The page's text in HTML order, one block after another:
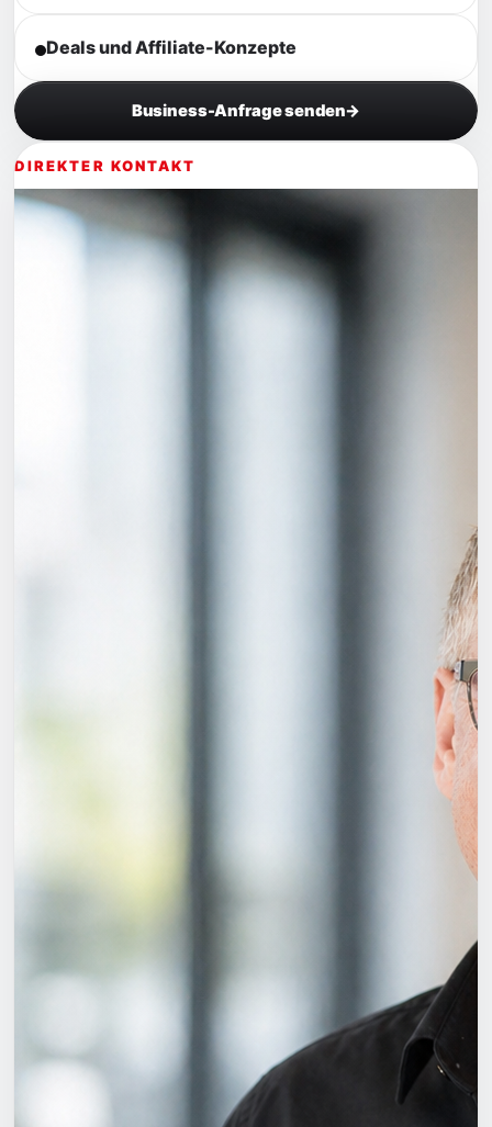
Deals und Affiliate-Konzepte
Business-Anfrage senden→
DIREKTER KONTAKT